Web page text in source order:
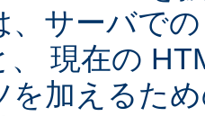
、サーバで
、 現在の
を加えるた